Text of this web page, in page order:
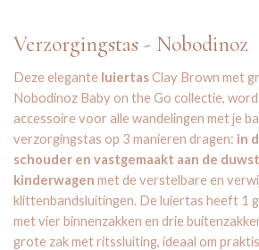
Verzorgingstas - Nobodinoz
Deze elegante luiertasClay Brown met
Nobodinoz Baby on the Go collectie,
accessoire voor alle wandelingen met je
verzorgingstas op 3 manieren dragen: in
schouder en vastgemaakt aan de
kinderwagen met de verstelbare en
klittenbandsluitingen. De luiertas heeft 1
met vier binnenzakken en drie
grote zak met ritssluiting, ideaal om